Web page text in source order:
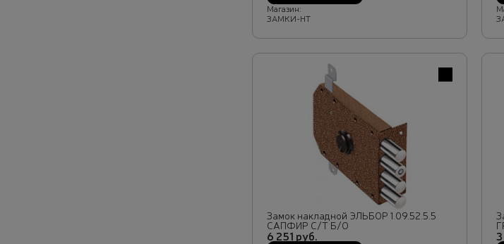
Магазин:
ЗАМКИ-НТ
В избранное
Замок накладной ЭЛЬБОР 1.09.52.5.5
САПФИР С/Т Б/О
6 251 руб.